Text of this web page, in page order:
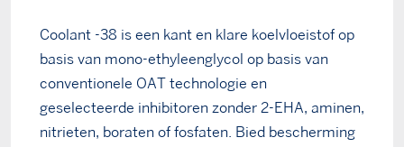
Coolant -38 is een kant en klare koelvloeistof op
basis van mono-ethyleenglycol op basis van
conventionele OAT technologie en
geselecteerde inhibitoren zonder 2-EHA, aminen,
nitrieten, boraten of fosfaten. Bied bescherming